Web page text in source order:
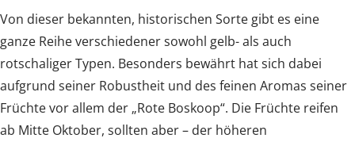
Von dieser bekannten, historischen Sorte gibt es eine
ganze Reihe verschiedener sowohl gelb- als auch
rotschaliger Typen. Besonders bewährt hat sich dabei
aufgrund seiner Robustheit und des feinen Aromas seiner
Früchte vor allem der „Rote Boskoop“. Die Früchte reifen
ab Mitte Oktober, sollten aber – der höheren